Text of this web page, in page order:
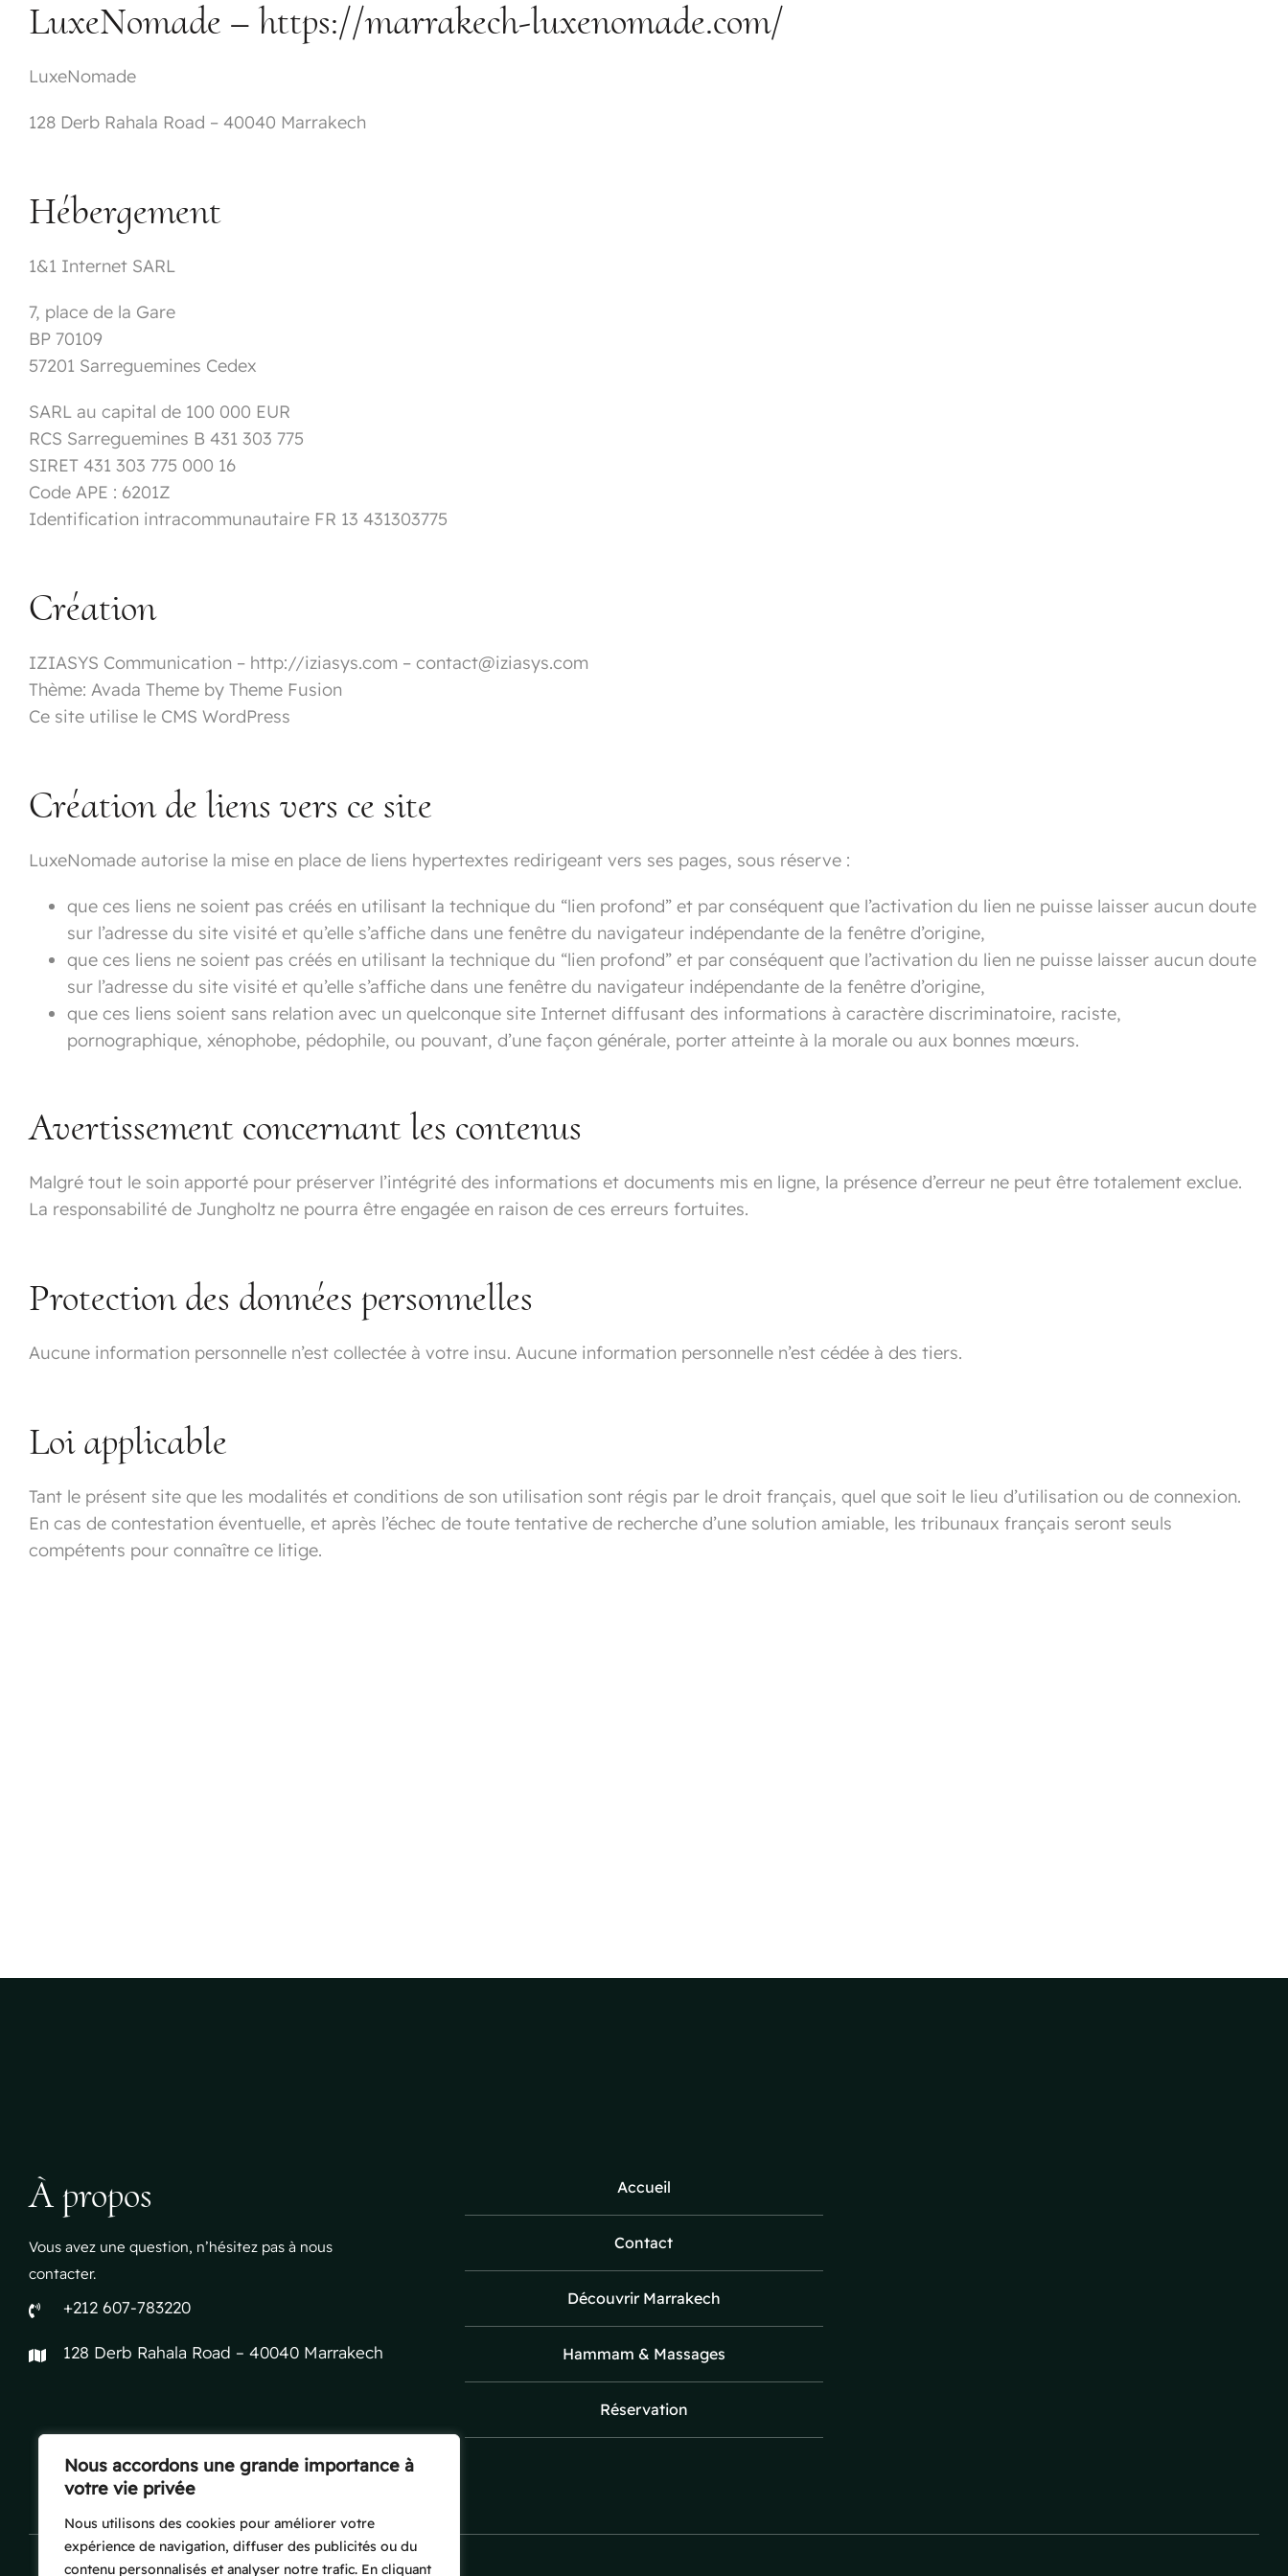
Nous accordons une grande importance à
votre vie privée
Nous utilisons des cookies pour améliorer votre
expérience de navigation, diffuser des publicités ou du
contenu personnalisés et analyser notre trafic. En cliquant
LuxeNomade – https://marrakech-luxenomade.com/
LuxeNomade
128 Derb Rahala Road – 40040 Marrakech
Hébergement
1&1 Internet SARL
7, place de la Gare
BP 70109
57201 Sarreguemines Cedex
SARL au capital de 100 000 EUR
RCS Sarreguemines B 431 303 775
SIRET 431 303 775 000 16
Code APE : 6201Z
Identification intracommunautaire FR 13 431303775
Création
IZIASYS Communication – http://iziasys.com – contact@iziasys.com
Thème: Avada Theme by Theme Fusion
Ce site utilise le CMS WordPress
Création de liens vers ce site
LuxeNomade autorise la mise en place de liens hypertextes redirigeant vers ses pages, sous réserve :
que ces liens ne soient pas créés en utilisant la technique du “lien profond” et par conséquent que l’activation du lien ne puisse laisser aucun doute
sur l’adresse du site visité et qu’elle s’affiche dans une fenêtre du navigateur indépendante de la fenêtre d’origine,
que ces liens ne soient pas créés en utilisant la technique du “lien profond” et par conséquent que l’activation du lien ne puisse laisser aucun doute
sur l’adresse du site visité et qu’elle s’affiche dans une fenêtre du navigateur indépendante de la fenêtre d’origine,
que ces liens soient sans relation avec un quelconque site Internet diffusant des informations à caractère discriminatoire, raciste,
pornographique, xénophobe, pédophile, ou pouvant, d’une façon générale, porter atteinte à la morale ou aux bonnes mœurs.
Avertissement concernant les contenus
Malgré tout le soin apporté pour préserver l’intégrité des informations et documents mis en ligne, la présence d’erreur ne peut être totalement exclue.
La responsabilité de Jungholtz ne pourra être engagée en raison de ces erreurs fortuites.
Protection des données personnelles
Aucune information personnelle n’est collectée à votre insu. Aucune information personnelle n’est cédée à des tiers.
Loi applicable
Tant le présent site que les modalités et conditions de son utilisation sont régis par le droit français, quel que soit le lieu d’utilisation ou de connexion.
En cas de contestation éventuelle, et après l’échec de toute tentative de recherche d’une solution amiable, les tribunaux français seront seuls
compétents pour connaître ce litige.
À propos
Vous avez une question, n’hésitez pas à nous
contacter.
+212 607-783220
128 Derb Rahala Road – 40040 Marrakech
Accueil
Contact
Découvrir Marrakech
Hammam & Massages
Réservation